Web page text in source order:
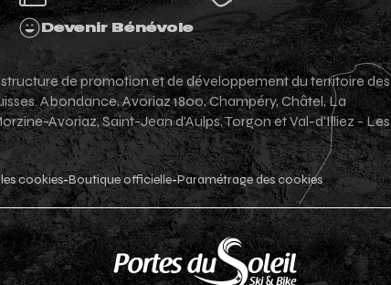
Devenir Bénévole
de promotion et de développement du territoire des
Abondance, Avoriaz 1800, Champéry, Châtel, La
Avoriaz, Saint-Jean d'Aulps, Torgon et Val-d'Illiez - Les
cookies-Boutique officielle-Paramétrage des cookies